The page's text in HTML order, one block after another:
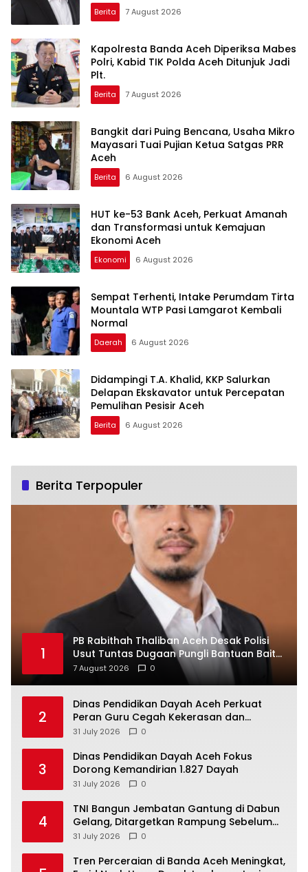
Berita 7 August 2026
Kapolresta Banda Aceh Diperiksa Mabes
Polri, Kabid TIK Polda Aceh Ditunjuk Jadi
Plt.
Berita 7 August 2026
Bangkit dari Puing Bencana, Usaha Mikro
Mayasari Tuai Pujian Ketua Satgas PRR
Aceh
Berita 6 August 2026
HUT ke-53 Bank Aceh, Perkuat Amanah
dan Transformasi untuk Kemajuan
Ekonomi Aceh
Ekonomi 6 August 2026
Sempat Terhenti, Intake Perumdam Tirta
Mountala WTP Pasi Lamgarot Kembali
Normal
Daerah 6 August 2026
Didampingi T.A. Khalid, KKP Salurkan
Delapan Ekskavator untuk Percepatan
Pemulihan Pesisir Aceh
Berita 6 August 2026
Berita Terpopuler
1
PB Rabithah Thaliban Aceh Desak Polisi
Usut Tuntas Dugaan Pungli Bantuan Baitul
Mal Aceh
7 August 2026 0
2
Dinas Pendidikan Dayah Aceh Perkuat
Peran Guru Cegah Kekerasan dan
Perundungan di Lingkungan Santri
31 July 2026 0
3
Dinas Pendidikan Dayah Aceh Fokus
Dorong Kemandirian 1.827 Dayah
31 July 2026 0
4
TNI Bangun Jembatan Gantung di Dabun
Gelang, Ditargetkan Rampung Sebelum
HUT ke-81 RI
31 July 2026 0
Tren Perceraian di Banda Aceh Meningkat,